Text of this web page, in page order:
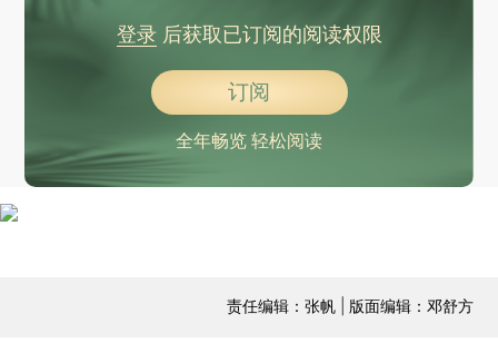
登录后获取已订阅的阅读权限
订阅
全年畅览 轻松阅读
责任编辑：张帆 | 版面编辑：邓舒方